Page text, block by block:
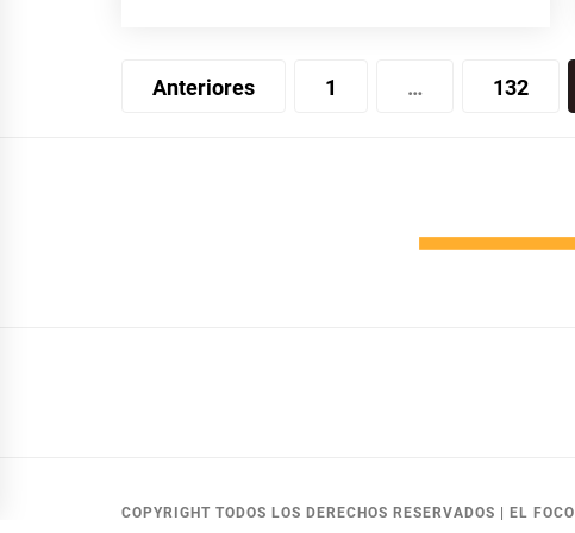
Navegación
Anteriores 1 … 132
COPYRIGHT TODOS LOS DERECHOS RESERVADOS EL FOCO